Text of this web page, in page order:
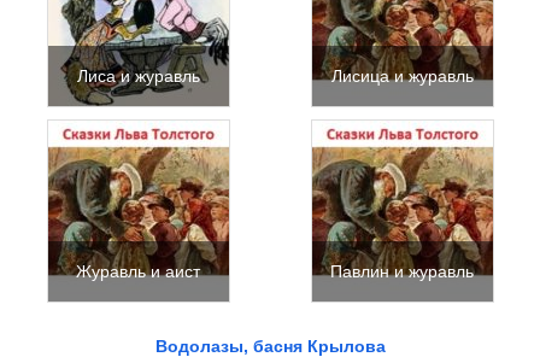
Лиса и журавль Лисица и журавль
Журавль и аист Павлин и журавль
Водолазы, басня Крылова